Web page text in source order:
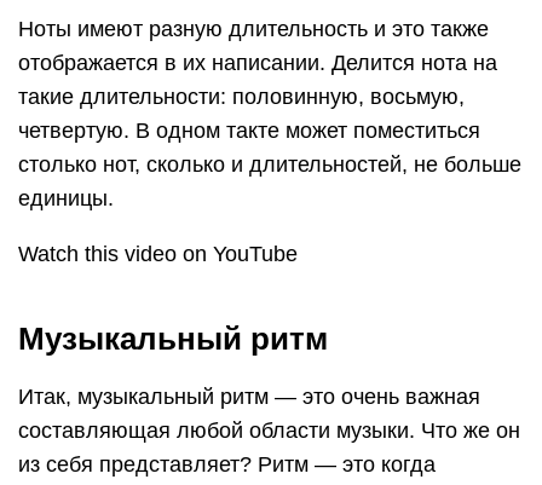
Ноты имеют разную длительность и это также
отображается в их написании. Делится нота на
такие длительности: половинную, восьмую,
четвертую. В одном такте может поместиться
столько нот, сколько и длительностей, не больше
единицы.
Watch this video on YouTube
Музыкальный ритм
Итак, музыкальный ритм — это очень важная
составляющая любой области музыки. Что же он
из себя представляет? Ритм — это когда